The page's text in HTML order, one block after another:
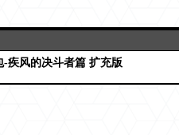
-疾风的决斗者篇 扩充版